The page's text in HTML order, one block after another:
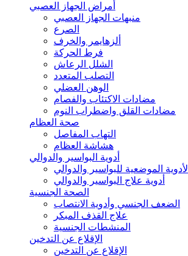
أمراض الجهاز العصبي
منبهات الجهاز العصبي
الصرع
ألزهايمر والخرف
فرط الحركة
الشلل الرعاش
التصلب المتعدد
الوهن العضلي
مضادات الاكتئاب والفصام
مضادات القلق واضطراب النوم
صحة العظام
التهاب المفاصل
هشاشة العظام
أدوية البواسير والدوالي
الأدوية الموضعية للبواسير والدوالي
أدوية علاج البواسير والدوالي
الصحة الجنسية
الضعف الجنسي وأدوية الانتصاب
علاج القذف المبكر
المنشطات الجنسية
الإقلاع عن التدخين
الإقلاع عن التدخين